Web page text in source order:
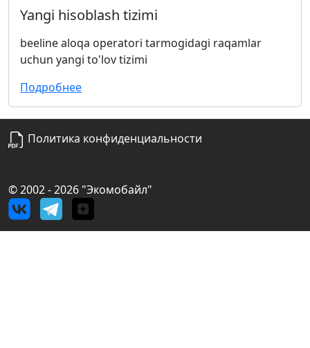
Yangi hisoblash tizimi
beeline aloqa operatori tarmogidagi raqamlar
uchun yangi to'lov tizimi
Подробнее
Политика конфиденциальности
©2002 - 2026 "Экомобайл"